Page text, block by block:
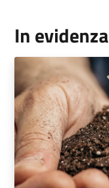
In evidenza